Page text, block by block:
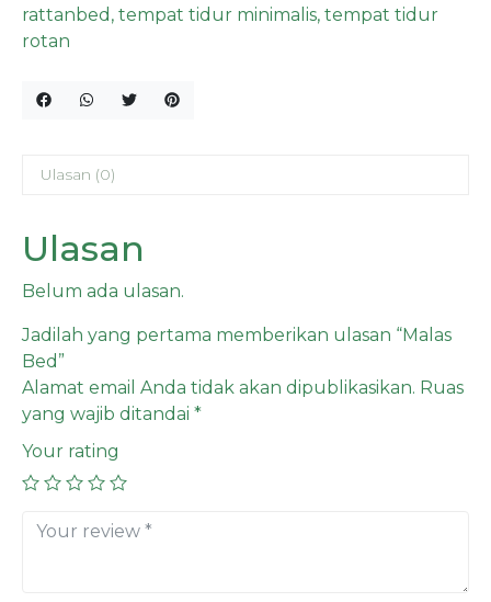
rattanbed , tempat tidur minimalis, tempat tidur
rotan
Ulasan (0)
Ulasan
Belum ada ulasan.
Jadilah yang pertama memberikan ulasan “Malas
Bed”
Alamat email Anda tidak akan dipublikasikan. Ruas
yang wajib ditandai *
Your rating